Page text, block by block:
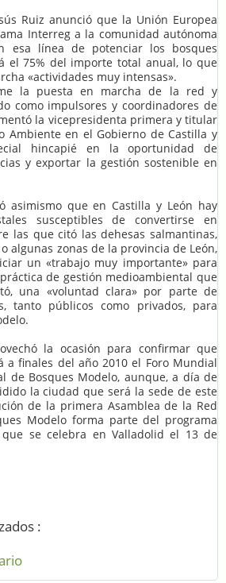
Ruiz anunció que la Unión Europea
Interreg a la comunidad autónoma
esa línea de potenciar los bosques
el 75% del importe total anual, lo que
«actividades muy intensas».
la puesta en marcha de la red y
como impulsores y coordinadores de
la vicepresidenta primera y titular
Ambiente en el Gobierno de Castilla y
hincapié en la oportunidad de
y exportar la gestión sostenible en
asimismo que en Castilla y León hay
susceptibles de convertirse en
las que citó las dehesas salmantinas,
algunas zonas de la provincia de León,
un «trabajo muy importante» para
de gestión medioambiental que
una «voluntad clara» por parte de
tanto públicos como privados, para
la ocasión para confirmar que
a finales del año 2010 el Foro Mundial
de Bosques Modelo, aunque, a día de
la ciudad que será la sede de este
de la primera Asamblea de la Red
Modelo forma parte del programa
se celebra en Valladolid el 13 de
: